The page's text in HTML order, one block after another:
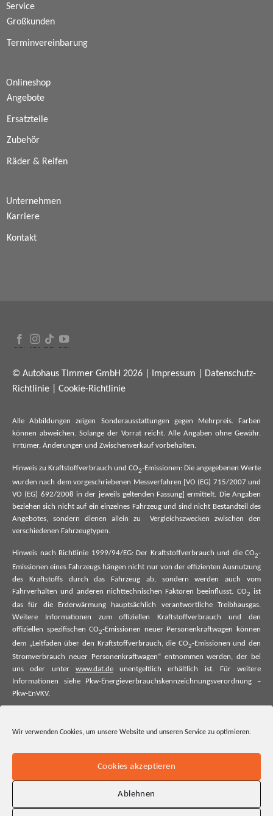
Wir verwenden Cookies, um unsere Website und unseren Service zu optimieren.
Cookies akzeptieren
Ablehnen
Service
Großkunden
Terminvereinbarung
Onlineshop
Angebote
Ersatzteile
Zubehör
Räder & Reifen
Unternehmen
Karriere
Kontakt
© Autohaus Timmer GmbH 2026 | Impressum
Datenschutz-
Richtlinie
Cookie-Richtlinie
Alle Abbildungen zeigen Sonderausstattungen gegen Mehrpreis. Farben
können abweichen. Solange der Vorrat reicht. Alle Angaben ohne Gewähr.
Irrtümer, Änderungen und Zwischenverkauf vorbehalten.
Hinweis zu Kraftstoffverbrauch und CO2-Emissionen: Die angegebenen Werte
wurden nach dem vorgeschriebenen Messverfahren [VO (EG) 715/2007 und
VO (EG) 692/2008 in der jeweils geltenden Fassung] ermittelt. Die Angaben
beziehen sich nicht auf ein einzelnes Fahrzeug und sind nicht Bestandteil des
Angebotes, sondern dienen allein zu Vergleichszwecken zwischen den
verschiedenen Fahrzeugtypen.
Hinweis nach Richtlinie 1999/94/EG: Der Kraftstoffverbrauch und die CO2-
Emissionen eines Fahrzeugs hängen nicht nur von der effizienten Ausnutzung
des Kraftstoffs durch das Fahrzeug ab, sondern werden auch vom
Fahrverhalten und anderen nichttechnischen Faktoren beeinflusst. CO2 ist
das für die Erderwärmung hauptsächlich verantwortliche Treibhausgas.
Weitere Informationen zum offiziellen Kraftstoffverbrauch und den
offiziellen spezifischen CO2-Emissionen neuer Personenkraftwagen können
dem „Leitfaden über den Kraftstoffverbrauch, die CO2-Emissionen und den
Stromverbrauch neuer Personenkraftwagen“ entnommen werden, der bei
uns oder unter www.dat.deunentgeltlich erhältlich ist. Für weitere
Informationen siehe Pkw-Energieverbrauchskennzeichnungsverordnung –
Pkw-EnVKV.
offiziellen spezifischen CO₂-Emissionen und ggf. zum Stromverbrauch neuer
offiziellen spezifischen CO₂-Emissionen und den offiziellen Stromverbrauch
neuer Pkw entnommen werden. Dieser ist an allen Verkaufsstellen und bei
der Deutschen Automobil Treuhand GmbH unentgeltlich erhältlich, sowie